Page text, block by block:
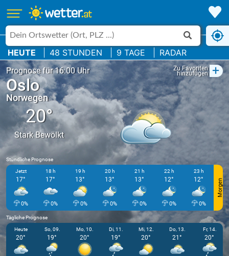
HEUTE 48 STUNDEN 9 TAGE RADAR
Prognose für 16:00 Uhr Zu Favoriten
hinzufügen +
Oslo
Norwegen
20°
Stark Bewölkt
Stündliche Prognose
Jetzt
17°
0%
18 h
17°
0%
19 h
13°
0%
20 h
13°
0%
21 h
13°
0%
22 h
12°
0%
23 h
12°
0%
Morgen
Tägliche Prognose
Heute
20°
So, 09.
19°
Mo, 10.
20°
Di, 11.
19°
Mi, 12.
20°
Do, 13.
21°
Fr, 14.
20°